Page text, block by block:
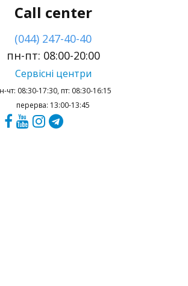
Call center
(044) 247-40-40
пн-пт: 08:00-20:00
Сервісні центри
чт: 08:30-17:30, пт: 08:30-16:15
перерва: 13:00-13:45